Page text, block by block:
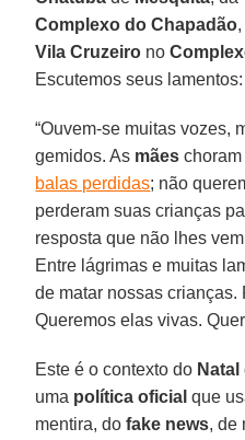
Complexo do Chapadão
Vila Cruzeiro no
Escutemos seus lamentos:
“Ouvem-se muitas vozes,
gemidos. As mães
balas perdidas; não
perderam suas crianças
resposta que não lhes
Entre lágrimas e muitas
de matar nossas crianças.
Queremos elas vivas.
Este é o contexto do Natal
uma política oficial que
mentira, dofake news, de